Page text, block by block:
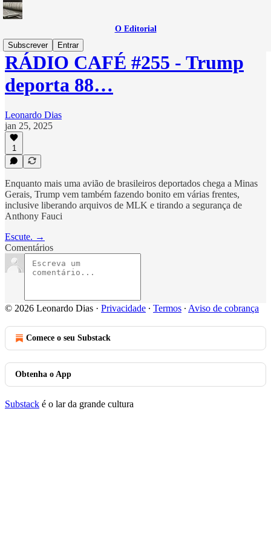
O Editorial
Subscrever
Entrar
RÁDIO CAFÉ #255 - Trump
deporta 88…
Leonardo Dias
jan 25, 2025
1
Enquanto mais uma avião de brasileiros deportados chega a Minas
Gerais, Trump vem também fazendo bonito em várias frentes,
inclusive liberando arquivos de MLK e tirando a segurança de
Anthony Fauci
Escute. →
Comentários
© 2026 Leonardo Dias · Privacidade ∙ Termos ∙ Aviso de cobrança
Comece o seu Substack
Obtenha o App
Substack é o lar da grande cultura